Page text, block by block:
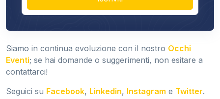
Siamo in continua evoluzione con il nostro Occhi
Eventi; se hai domande o suggerimenti, non esitare a
contattarci!
Seguici su Facebook, Linkedin, Instagram e Twitter.